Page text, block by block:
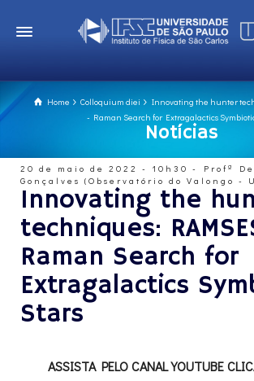
Home Colloquium diei
Innovating the hunter
- Raman Search for Extragalactics
Notícias
20 de maio de 2022 - 10h30 - Profª
Gonçalves (Observatório do Valongo -
Innovating the
techniques:
Raman Search for
Extragalactics
Stars
ASSISTA PELO CANAL YOUTUBE